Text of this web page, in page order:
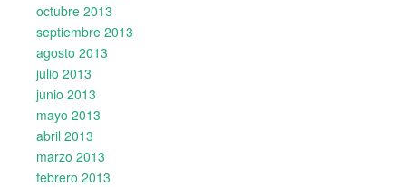
octubre 2013
septiembre 2013
agosto 2013
julio 2013
junio 2013
mayo 2013
abril 2013
marzo 2013
febrero 2013